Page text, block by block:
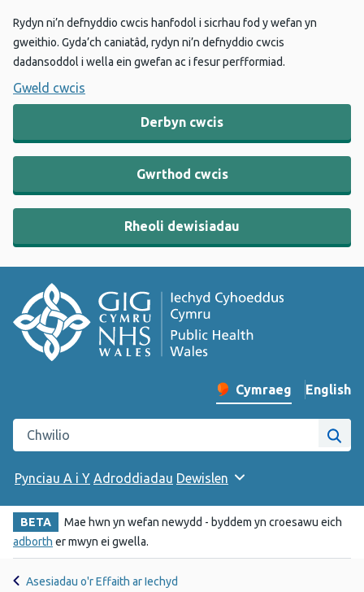
Rydyn ni’n defnyddio cwcis hanfodol i sicrhau fod y wefan yn
gweithio. Gyda’ch caniatâd, rydyn ni’n defnyddio cwcis
dadansoddol i wella ein gwefan ac i fesur perfformiad.
Gweld cwcis
Derbyn cwcis
Gwrthod cwcis
Rheoli dewisiadau
Newid iaith y wefan
Cymraeg English
–
Chwilio gwefan Iechyd Cyhoeddus Cymru
Pynciau A i Y Adroddiadau Dewislen
BETA
Mae hwn yn wefan newydd - byddem yn croesawu eich
adborth er mwyn ei gwella.
Asesiadau o'r Effaith ar Iechyd